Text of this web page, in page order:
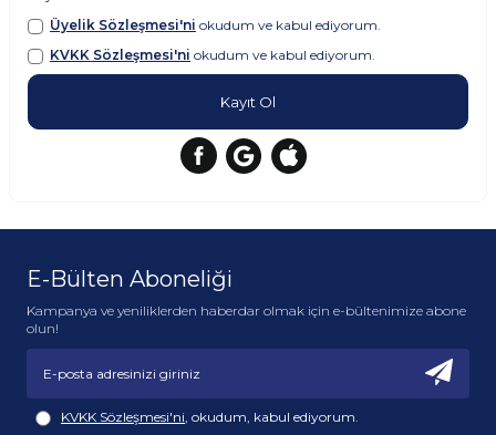
Üyelik Sözleşmesi'ni okudum ve kabul ediyorum.
KVKK Sözleşmesi'ni okudum ve kabul ediyorum.
Kayıt Ol
E-Bülten Aboneliği
Kampanya ve yeniliklerden haberdar olmak için e-bültenimize abone
olun!
KVKK Sözleşmesi'ni, okudum, kabul ediyorum.